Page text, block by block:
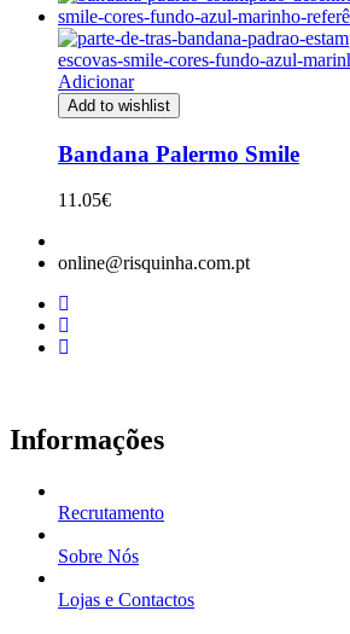
Adicionar
Add to wishlist
Bandana Palermo Smile
11.05€
online@risquinha.com.pt
Informações
Recrutamento
Sobre Nós
Lojas e Contactos